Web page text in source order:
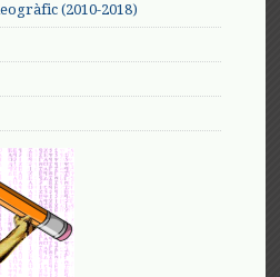
(2010-2018)